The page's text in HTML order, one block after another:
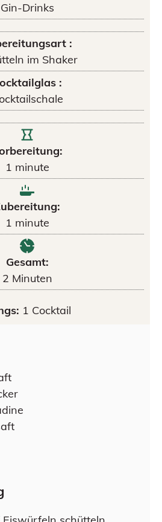
Gin-Drinks
:
im Shaker
:
1 minute
1 minute
Gesamt:
2 Minuten
1 Cocktail